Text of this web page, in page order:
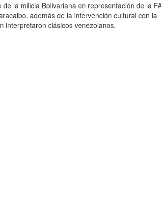
la milicia Bolivariana en representación de la
además de la intervención cultural con la
interpretaron clásicos venezolanos.